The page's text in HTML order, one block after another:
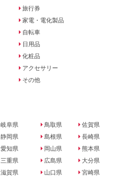
旅行券
家電・電化製品
自転車
日用品
化粧品
アクセサリー
その他
岐阜県
静岡県
愛知県
三重県
滋賀県
鳥取県
島根県
岡山県
広島県
山口県
佐賀県
長崎県
熊本県
大分県
宮崎県